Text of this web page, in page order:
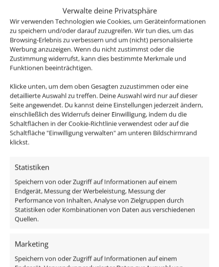
Verwalte deine Privatsphäre
Wir verwenden Technologien wie Cookies, um Geräteinformationen
zu speichern und/oder darauf zuzugreifen. Wir tun dies, um das
Browsing-Erlebnis zu verbessern und um (nicht) personalisierte
Werbung anzuzeigen. Wenn du nicht zustimmst oder die
Zustimmung widerrufst, kann dies bestimmte Merkmale und
Funktionen beeinträchtigen.
Klicke unten, um dem oben Gesagten zuzustimmen oder eine
detaillierte Auswahl zu treffen. Deine Auswahl wird nur auf dieser
Seite angewendet. Du kannst deine Einstellungen jederzeit ändern,
einschließlich des Widerrufs deiner Einwilligung, indem du die
Schaltflächen in der Cookie-Richtlinie verwendest oder auf die
Schaltfläche "Einwilligung verwalten" am unteren Bildschirmrand
klickst.
Statistiken
Speichern von oder Zugriff auf Informationen auf einem
Endgerät, Messung der Werbeleistung, Messung der
Performance von Inhalten, Analyse von Zielgruppen durch
Statistiken oder Kombinationen von Daten aus verschiedenen
Quellen.
Marketing
Speichern von oder Zugriff auf Informationen auf einem
Bad LED-Aufbauleuchte
230V ohne Trafo |
statt 90W | 60° Reflektor
& IP44 | Forma Aqua
Tube schwarz
ab 60,99€
inkl. MwSt.
Bad Aufbaustrahler 230V
Abstrahlwinkel | 93 CRI
ab 53,99 €
inkl. MwSt. zzgl.Versandkosten